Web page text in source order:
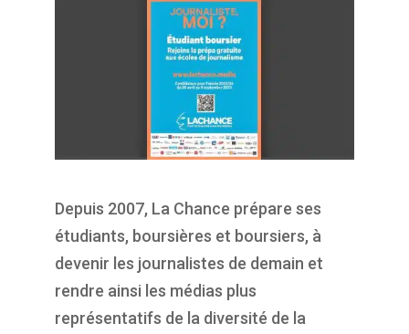
Depuis 2007, La Chance prépare ses
étudiants, boursières et boursiers, à
devenir les journalistes de demain et
rendre ainsi les médias plus
représentatifs de la diversité de la